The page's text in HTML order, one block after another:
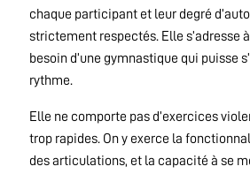
chaque participant et leur degré
strictement respectés. Elle s’adresse
besoin d’une gymnastique qui puisse
rythme.
Elle ne comporte pas d’exercices
trop rapides. On y exerce la
des articulations, et la capacité à se